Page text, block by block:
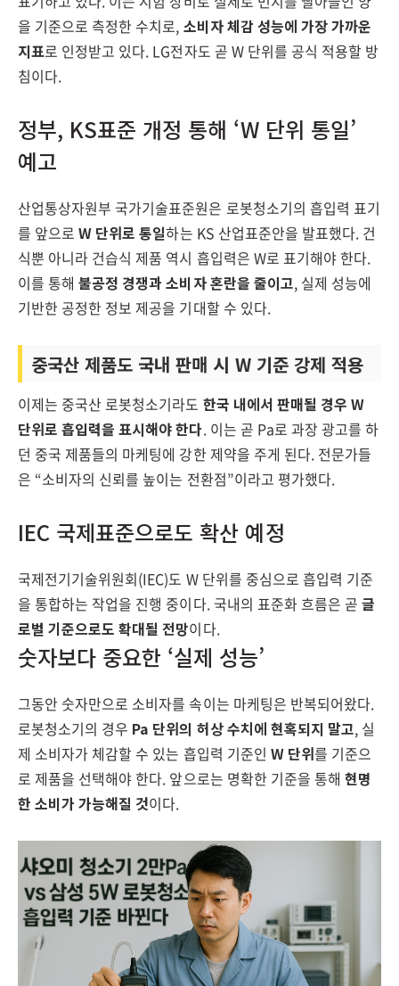
을 기준으로 측정한 수치로, 소비자 체감 성능에 가장 가까운
지표로 인정받고 있다. LG전자도 곧 W 단위를 공식 적용할 방
침이다.
정부, KS표준 개정 통해 ‘W 단위 통일’
예고
산업통상자원부 국가기술표준원은 로봇청소기의 흡입력 표기
를 앞으로W 단위로 통일하는 KS 산업표준안을 발표했다. 건
식뿐 아니라 건습식 제품 역시 흡입력은 W로 표기해야 한다.
이를 통해불공정 경쟁과 소비자 혼란을 줄이고, 실제 성능에
기반한 공정한 정보 제공을 기대할 수 있다.
중국산 제품도 국내 판매 시 W 기준 강제 적용
이제는 중국산 로봇청소기라도 한국 내에서 판매될 경우 W
단위로 흡입력을 표시해야 한다. 이는 곧 Pa로 과장 광고를 하
던 중국 제품들의 마케팅에 강한 제약을 주게 된다. 전문가들
은 “소비자의 신뢰를 높이는 전환점”이라고 평가했다.
IEC 국제표준으로도 확산 예정
국제전기기술위원회(IEC)도 W 단위를 중심으로 흡입력 기준
을 통합하는 작업을 진행 중이다. 국내의 표준화 흐름은 곧글
로벌 기준으로도 확대될 전망이다.
숫자보다 중요한 ‘실제 성능’
그동안 숫자만으로 소비자를 속이는 마케팅은 반복되어왔다.
로봇청소기의 경우 Pa 단위의 허상 수치에 현혹되지 말고, 실
제 소비자가 체감할 수 있는 흡입력 기준인 W 단위를 기준으
로 제품을 선택해야 한다. 앞으로는 명확한 기준을 통해 현명
한 소비가 가능해질 것이다.